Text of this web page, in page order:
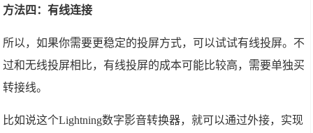
方法四：有线连接
所以，如果你需要更稳定的投屏方式，可以试试有线投屏。不
过和无线投屏相比，有线投屏的成本可能比较高，需要单独买
转接线。
比如说这个Lightning数字影音转换器，就可以通过外接，实现